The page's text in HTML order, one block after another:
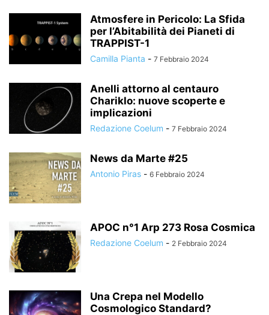
Atmosfere in Pericolo: La Sfida
per l’Abitabilità dei Pianeti di
TRAPPIST-1
Camilla Pianta - 7 Febbraio 2024
Anelli attorno al centauro
Chariklo: nuove scoperte e
implicazioni
Redazione Coelum - 7 Febbraio 2024
News da Marte #25
Antonio Piras - 6 Febbraio 2024
APOC n°1 Arp 273 Rosa Cosmica
Redazione Coelum - 2 Febbraio 2024
Una Crepa nel Modello
Cosmologico Standard?